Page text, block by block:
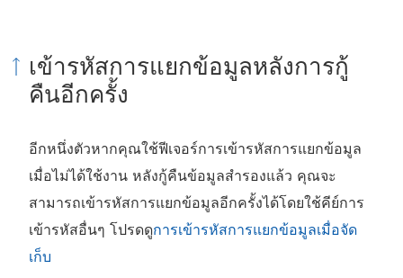
เข้ารหัสการแยกข้อมูลหลังการกู้
คืนอีกครั้ง
อีกหนึ่งตัวหากคุณใช้ฟีเจอร์การเข้ารหัสการแยกข้อมูล
เมื่อไม่ได้ใช้งาน หลังกู้คืนข้อมูลสำรองแล้ว คุณจะ
สามารถเข้ารหัสการแยกข้อมูลอีกครั้งได้โดยใช้คีย์การ
เข้ารหัสอื่นๆ โปรดดูการเข้ารหัสการแยกข้อมูลเมื่อจัด
เก็บ